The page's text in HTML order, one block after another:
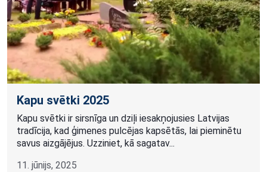
Kapu svētki 2025
Kapu svētki ir sirsnīga un dziļi iesakņojusies Latvijas
tradīcija, kad ģimenes pulcējas kapsētās, lai pieminētu
savus aizgājējus. Uzziniet, kā sagatav...
11. jūnijs, 2025